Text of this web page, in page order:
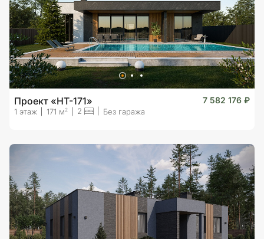
Проект «HT-171» 7 582 176 ₽
1 этаж 171 м 2 2 Без гаража